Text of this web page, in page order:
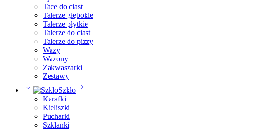
Tace do ciast
Talerze głębokie
Talerze płytkie
Talerze do ciast
Talerze do pizzy
Wazy
Wazony
Zakwaszarki
Zestawy
Szkło
Karafki
Kieliszki
Pucharki
Szklanki